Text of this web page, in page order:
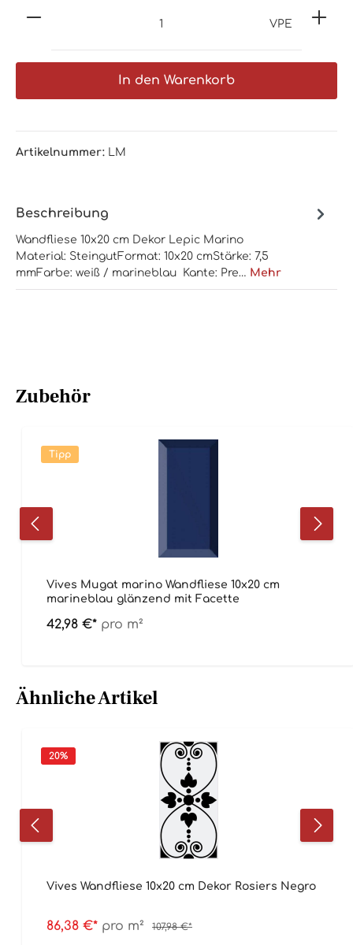
VPE
In den Warenkorb
Artikelnummer: LM
Beschreibung
Wandfliese 10x20 cm Dekor Lepic Marino
Material: SteingutFormat: 10x20 cmStärke: 7,5
mmFarbe: weiß / marineblau Kante: Pre… Mehr
Zubehör
Tipp
Vives Mugat marino Wandfliese 10x20 cm
marineblau glänzend mit Facette
42,98 €* pro m²
Ähnliche Artikel
20%
Vives Wandfliese 10x20 cm Dekor Rosiers Negro
86,38 €* pro m² 107,98 €*